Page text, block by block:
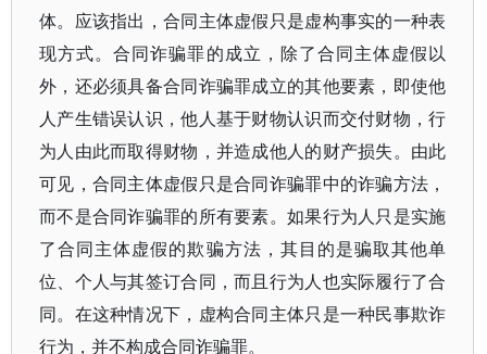
体。应该指出，合同主体虚假只是虚构事实的一种表
现方式。合同诈骗罪的成立，除了合同主体虚假以
外，还必须具备合同诈骗罪成立的其他要素，即使他
人产生错误认识，他人基于财物认识而交付财物，行
为人由此而取得财物，并造成他人的财产损失。由此
可见，合同主体虚假只是合同诈骗罪中的诈骗方法，
而不是合同诈骗罪的所有要素。如果行为人只是实施
了合同主体虚假的欺骗方法，其目的是骗取其他单
位、个人与其签订合同，而且行为人也实际履行了合
同。在这种情况下，虚构合同主体只是一种民事欺诈
行为，并不构成合同诈骗罪。